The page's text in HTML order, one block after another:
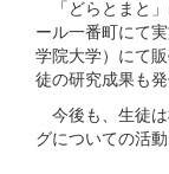
「どらとまと
ール一番町にて
学院大学）にて
徒の研究成果も発
今後も、生徒
グについての活